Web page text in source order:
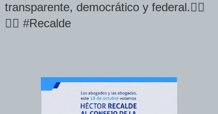
transparente, democrático y federal.👇🏼
🇦🇷 #Recalde